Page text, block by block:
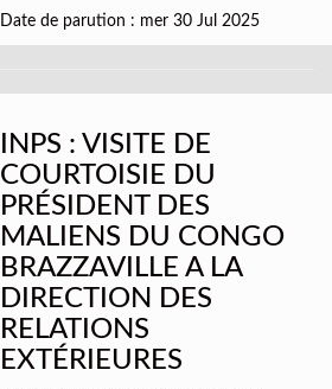
Date de parution : mer 30 Jul 2025
INPS : VISITE DE
COURTOISIE DU
PRÉSIDENT DES
MALIENS DU CONGO
BRAZZAVILLE A LA
DIRECTION DES
RELATIONS
EXTÉRIEURES